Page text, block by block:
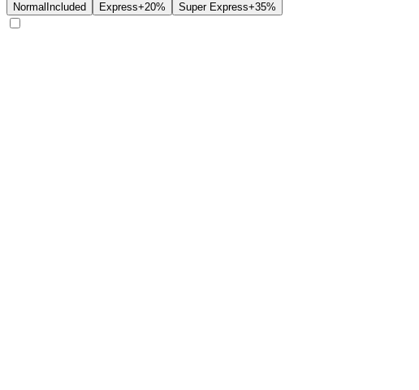
Normal Included Express+20% Super Express+35%